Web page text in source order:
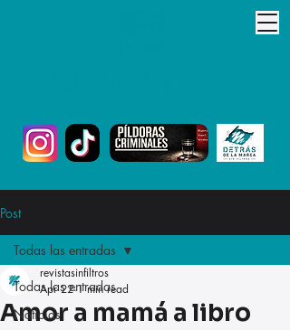
Post
Todas las entradas
Noticias
Todas las entradas
Amor a mamá a libro
revistasinfiltros
Apr 22 1 min read